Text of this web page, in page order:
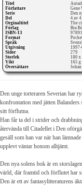
Titel
Författare
Gene
Serie
Den
Del
4 av 4
Orginaltitel
The
Förlag
Bra
ISBN-13
Format
Språk
Utgivning
Sidor
279
Storlek
180 x
Vikt
165 g
Översättare
Den unge torteraren Severian har
konfrontation med jätten
sitt förflutna.
Han får ta del i strider och
återvända till Citadellet i Den
gesäll som han var när han
upplevt väntar honom alltjämt.
Den nya solens bok är en
värld, där framtid och förflutet har
Den är ett av fantasylitteraturens